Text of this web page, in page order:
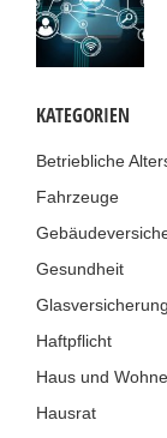
KATEGORIEN
Betriebliche
Fahrzeuge
Gesundheit
Glasversicherung
Haftpflicht
Haus und
Hausrat